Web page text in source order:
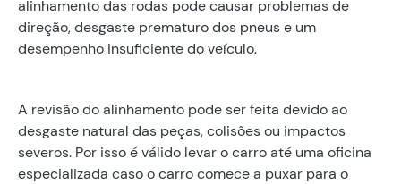
alinhamento das rodas pode causar problemas de
direção, desgaste prematuro dos pneus e um
desempenho insuficiente do veículo.
A revisão do alinhamento pode ser feita devido ao
desgaste natural das peças, colisões ou impactos
severos. Por isso é válido levar o carro até uma oficina
especializada caso o carro comece a puxar para o